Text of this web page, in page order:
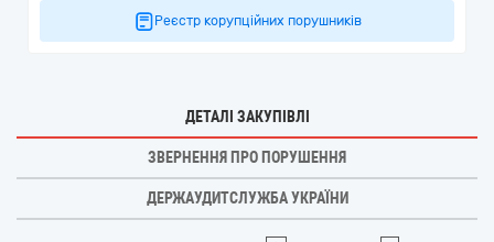
Реєстр корупційних порушників
ДЕТАЛІ ЗАКУПІВЛІ
ЗВЕРНЕННЯ ПРО ПОРУШЕННЯ
ДЕРЖАУДИТСЛУЖБА УКРАЇНИ